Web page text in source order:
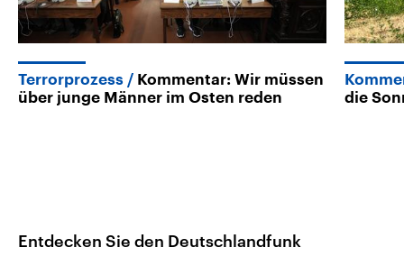
Terrorprozess
Kommentar: Wir müssen
über junge Männer im Osten reden
die
Entdecken Sie den Deutschlandfunk